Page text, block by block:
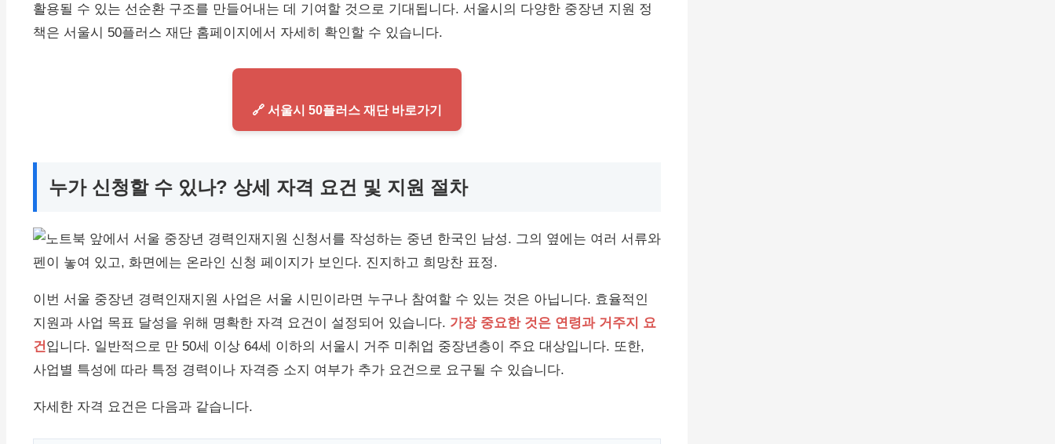
활용될 수 있는 선순환 구조를 만들어내는 데 기여할 것으로 기대됩니다. 서울시의 다양한 중장년 지원 정
책은 서울시 50플러스 재단 홈페이지에서 자세히 확인할 수 있습니다.
🔗 서울시 50플러스 재단 바로가기
누가 신청할 수 있나? 상세 자격 요건 및 지원 절차
이번 서울 중장년 경력인재지원 사업은 서울 시민이라면 누구나 참여할 수 있는 것은 아닙니다. 효율적인
지원과 사업 목표 달성을 위해 명확한 자격 요건이 설정되어 있습니다. 가장 중요한 것은 연령과 거주지 요
건 입니다. 일반적으로 만 50세 이상 64세 이하의 서울시 거주 미취업 중장년층이 주요 대상입니다. 또한,
사업별 특성에 따라 특정 경력이나 자격증 소지 여부가 추가 요건으로 요구될 수 있습니다.
자세한 자격 요건은 다음과 같습니다.